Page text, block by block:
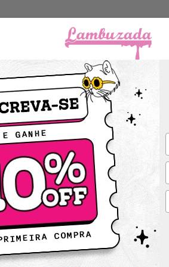
Coleções Mais Vendidos
DESCONTO PROGRESSIVO